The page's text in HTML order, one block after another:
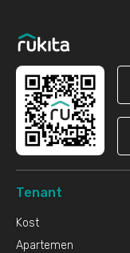
Tenant
Kost
Apartemen